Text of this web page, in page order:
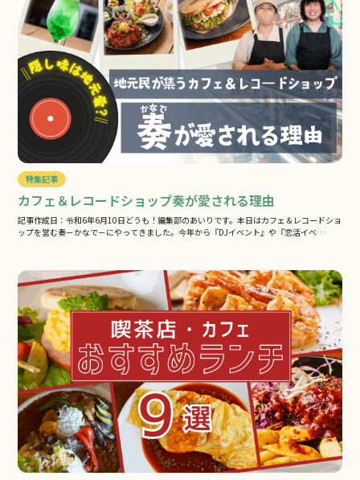
特集記事
カフェ＆レコードショップ奏が愛される理由
記事作成日：令和6年6月10日どうも！編集部のあいりです。本日はカフェ＆レコードショ
ップを営む奏－かなで－にやってきました。今年から『DJイベント』や『恋活イベ…